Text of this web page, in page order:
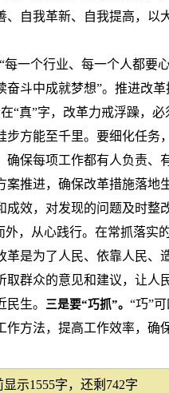
自我革新、自我提高，以
一个行业、每一个人都要
斗中成就梦想”。推进改革
“真”字，改革力戒浮躁，
方能至千里。要细化任务
保每项工作都有人负责、
推进，确保改革措施落地
效，对发现的问题及时整改
，从心践行。在常抓落实
是为了人民、依靠人民、
群众的意见和建议，让人
生。 三是要“巧抓”。 “巧”
方法，提高工作效率，确
示1555字，还剩742字